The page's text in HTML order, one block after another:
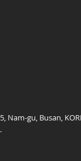
gu, Busan,